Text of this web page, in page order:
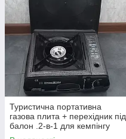
Туристична портативна
газова плита + перехідник під
балон .2-в-1 для кемпінгу